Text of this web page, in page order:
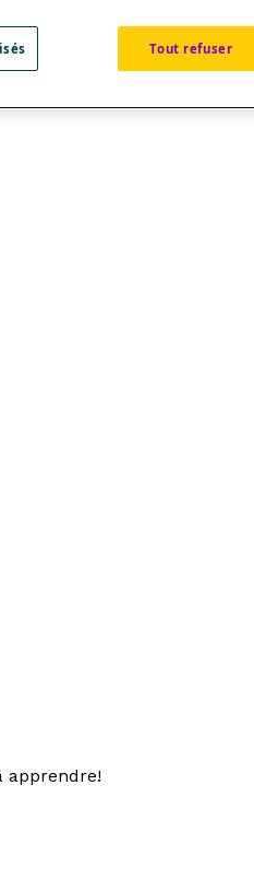
apprendre!
Tout refuser